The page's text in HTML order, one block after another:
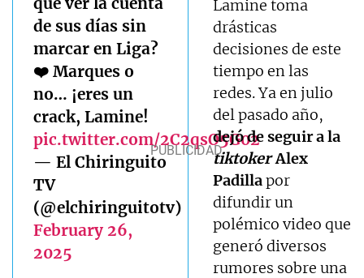
de sus días sin
marcar en Liga?
❤️ Marques o
no… ¡eres un
crack, Lamine!
pic.twitter.com/2C2qsO5G02
— El Chiringuito
TV
(@elchiringuitotv)
February 26,
2025
Lamine toma
drásticas
decisiones de este
tiempo en las
redes. Ya en julio
del pasado año,
dejó de seguir a la
tiktokerAlex
Padillapor
difundir un
polémico video que
generó diversos
rumores sobre una